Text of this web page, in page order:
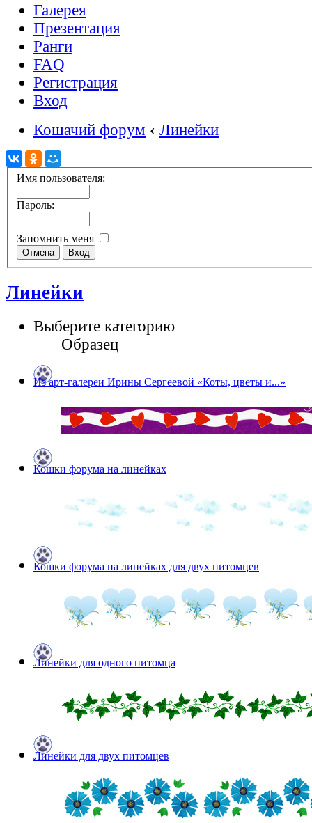
Галерея
Презентация
Ранги
FAQ
Регистрация
Вход
Кошачий форум ‹ Линейки
Имя пользователя:
Пароль:
Запомнить меня
Линейки
Выберите категорию
Образец
Из арт-галереи Ирины Сергеевой «Коты, цветы и...»
Кошки форума на линейках
Кошки форума на линейках для двух питомцев
Линейки для одного питомца
Линейки для двух питомцев